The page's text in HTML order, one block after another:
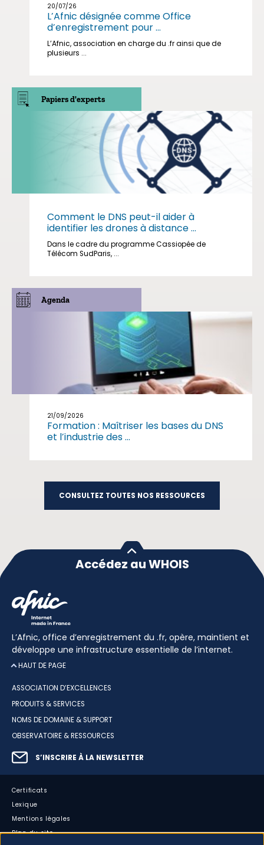
20/07/26
L’Afnic désignée comme Office
d’enregistrement pour ...
L’Afnic, association en charge du .fr ainsi que de
plusieurs ...
Papiers d'experts
Comment le DNS peut-il aider à
identifier les drones à distance ...
Dans le cadre du programme Cassiopée de
Télécom SudParis, ...
Agenda
21/09/2026
Formation : Maîtriser les bases du DNS
et l’industrie des ...
CONSULTEZ TOUTES NOS RESSOURCES
Accédez au WHOIS
L’Afnic, office d’enregistrement du .fr, opère, maintient et
développe une infrastructure essentielle de l’internet.
HAUT DE PAGE
ASSOCIATION D’EXCELLENCES
PRODUITS & SERVICES
NOMS DE DOMAINE & SUPPORT
OBSERVATOIRE & RESSOURCES
S’INSCRIRE À LA NEWSLETTER
Certificats
Lexique
Mentions légales
Plan du site